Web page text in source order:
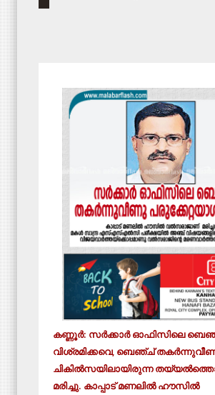
കണ്ണൂർ: സർക്കാർ ഓഫിസിലെ
വിശ്രമിക്കവെ, ബെഞ്ച്
ചികിൽസയിലായിരുന്ന
മരിച്ചു. കാപ്പാട് മണലിൽ ഹൗസിൽ